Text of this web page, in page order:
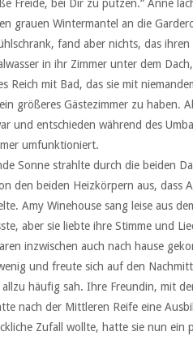
Freide, bei Dir zu putzen.“ Anne
grauen Wintermantel an die
fand aber nichts, das
in ihr Zimmer unter dem
Reich mit Bad, das sie mit
größeres Gästezimmer zu haben.
und entschieden während des
umfunktioniert.
Sonne strahlte durch die beiden
den beiden Heizkörpern aus, dass
Amy Winehouse sang leise aus
aber sie liebte ihre Stimme und
inzwischen auch nach hause
und freute sich auf den
häufig sah. Ihre Freundin, mit
nach der Mittleren Reife eine
Zufall wollte, hatte sie nun ein